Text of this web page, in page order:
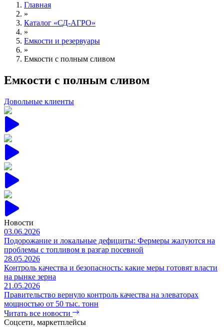
Главная
»
Каталог «СД-АГРО»
»
Емкости и резервуары
»
Емкости с полным сливом
Емкости с полным сливом
Довольные клиенты
Новости
03.06.2026
Подорожание и локальные дефициты: Фермеры жалуются на
проблемы с топливом в разгар посевной
28.05.2026
Контроль качества и безопасность: какие меры готовят власти
на рынке зерна
21.05.2026
Правительство вернуло контроль качества на элеваторах
мощностью от 50 тыс. тонн
Читать все новости
Соцсети, маркетплейсы